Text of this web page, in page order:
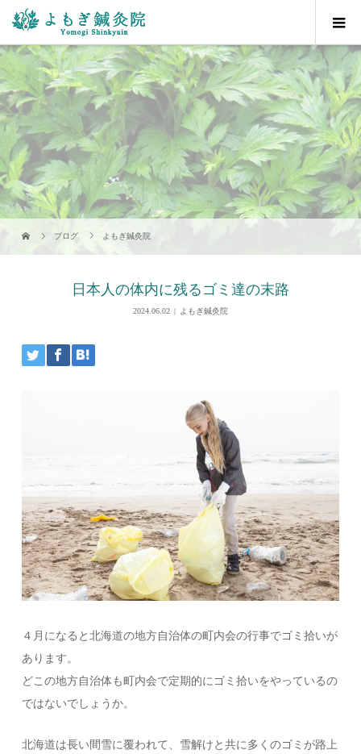
ブログ よもぎ鍼灸院
日本人の体内に残るゴミ達の末路
2024.06.02 よもぎ鍼灸院
４月になると北海道の地方自治体の町内会の行事でゴミ拾いが
あります。
どこの地方自治体も町内会で定期的にゴミ拾いをやっているの
ではないでしょうか。
北海道は長い間雪に覆われて、雪解けと共に多くのゴミが路上